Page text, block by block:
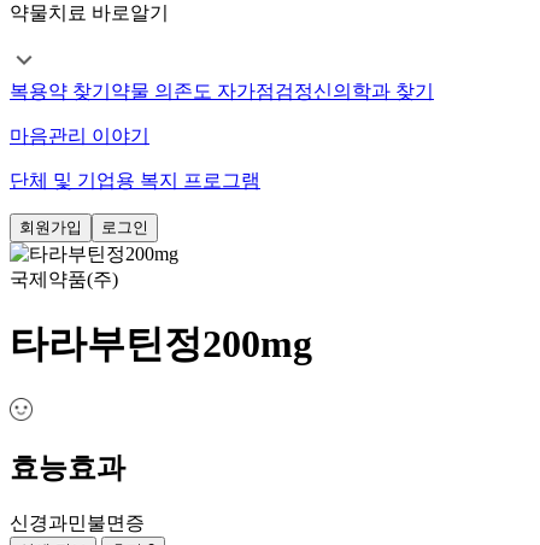
약물치료 바로알기
복용약 찾기 약물 의존도 자가점검정신의학과 찾기
마음관리 이야기
단체 및 기업용 복지 프로그램
회원가입 로그인
국제약품(주)
타라부틴정200mg
효능효과
신경과민불면증